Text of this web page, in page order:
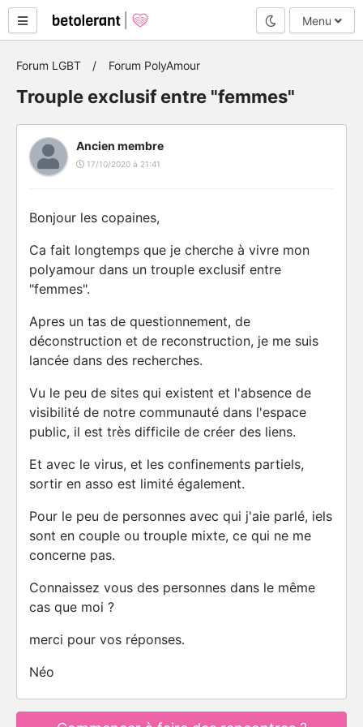
Mode nuit
Menu
Forum LGBT Forum PolyAmour
Trouple exclusif entre "femmes"
Ancien membre
17/10/2020 à 21:41
Bonjour les copaines,
Ca fait longtemps que je cherche à vivre mon
polyamour dans un trouple exclusif entre
"femmes".
Apres un tas de questionnement, de
déconstruction et de reconstruction, je me suis
lancée dans des recherches.
Vu le peu de sites qui existent et l'absence de
visibilité de notre communauté dans l'espace
public, il est très difficile de créer des liens.
Et avec le virus, et les confinements partiels,
sortir en asso est limité également.
Pour le peu de personnes avec qui j'aie parlé, iels
sont en couple ou trouple mixte, ce qui ne me
concerne pas.
Connaissez vous des personnes dans le même
cas que moi ?
merci pour vos réponses.
Néo